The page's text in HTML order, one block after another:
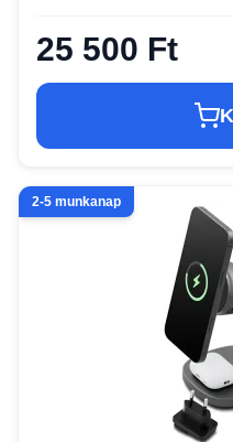
25 500 Ft
2-5 munkanap